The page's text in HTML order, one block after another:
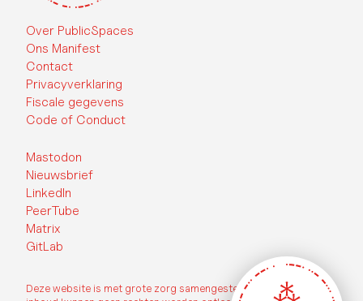
Over PublicSpaces
Ons Manifest
Contact
Privacyverklaring
Fiscale gegevens
Code of Conduct
Mastodon
Nieuwsbrief
LinkedIn
PeerTube
Matrix
GitLab
Deze website is met grote zorg samengesteld, echter aan de